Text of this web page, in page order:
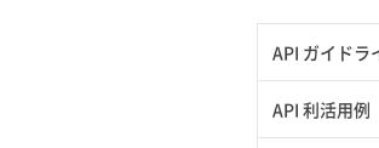
API ガイドラ
APIのご利用につ
API 利活用例